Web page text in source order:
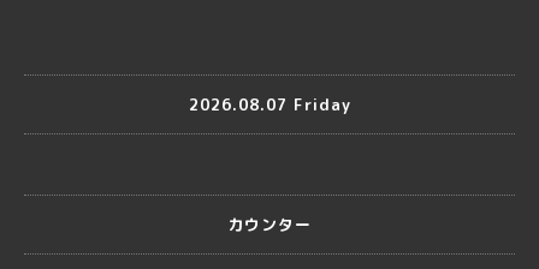
2026.08.07 Friday
カウンター